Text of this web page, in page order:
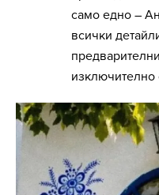
само едно –
всички
изключително